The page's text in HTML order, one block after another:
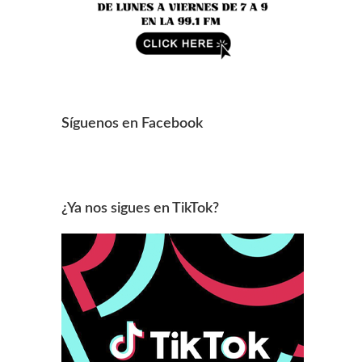
Síguenos en Facebook
¿Ya nos sigues en TikTok?